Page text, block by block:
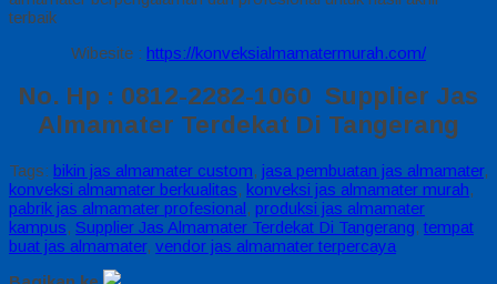
terbaik
Wibesite : https://konveksialmamatermurah.com/
No. Hp : 0812-2282-1060 Supplier Jas
Almamater Terdekat Di Tangerang
Tags: bikin jas almamater custom, jasa pembuatan jas almamater,
konveksi almamater berkualitas, konveksi jas almamater murah,
pabrik jas almamater profesional, produksi jas almamater
kampus, Supplier Jas Almamater Terdekat Di Tangerang, tempat
buat jas almamater, vendor jas almamater terpercaya